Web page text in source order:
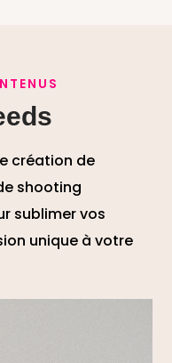
création de
shooting
sublimer vos
unique à votre